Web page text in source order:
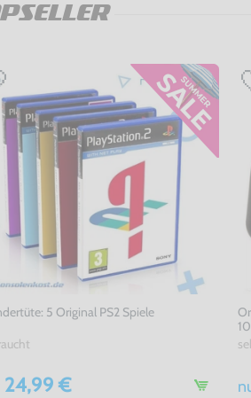
5 Original PS2 Spiele
24,99 €